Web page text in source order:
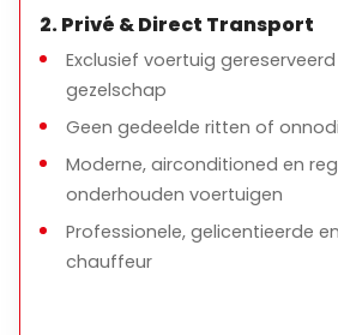
2. Privé & Direct Transport
Exclusief voertuig
gezelschap
Geen gedeelde ritten of
Moderne, airconditioned en
onderhouden voertuigen
Professionele, gelicentieerde
chauffeur